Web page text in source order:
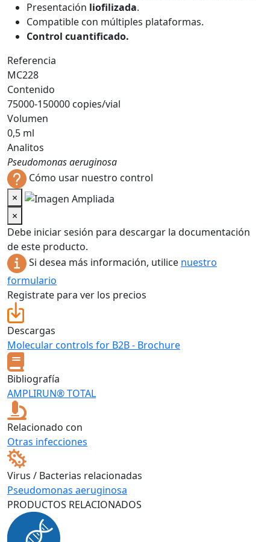
Presentación liofilizada.
Compatible con múltiples plataformas.
Control cuantificado.
Referencia
MC228
Contenido
75000-150000 copies/vial
Volumen
0,5 ml
Analitos
Pseudomonas aeruginosa
Cómo usar nuestro control
×
×
Debe iniciar sesión para descargar la documentación
de este producto.
Si desea más información, utilice nuestro
formulario
Registrate para ver los precios
Descargas
Molecular controls for B2B - Brochure
Bibliografía
AMPLIRUN® TOTAL
Relacionado con
Otras infecciones
Virus / Bacterias relacionadas
Pseudomonas aeruginosa
PRODUCTOS RELACIONADOS